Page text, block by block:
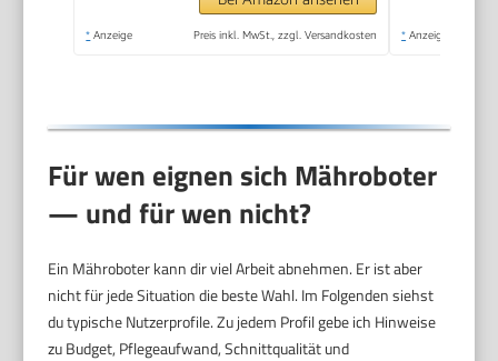
schmale Stellen
* Anzeige Preis inkl. MwSt., zzgl. Versandkosten * Anzeige
Für wen eignen sich Mähroboter
— und für wen nicht?
Ein Mähroboter kann dir viel Arbeit abnehmen. Er ist aber
nicht für jede Situation die beste Wahl. Im Folgenden siehst
du typische Nutzerprofile. Zu jedem Profil gebe ich Hinweise
zu Budget, Pflegeaufwand, Schnittqualität und